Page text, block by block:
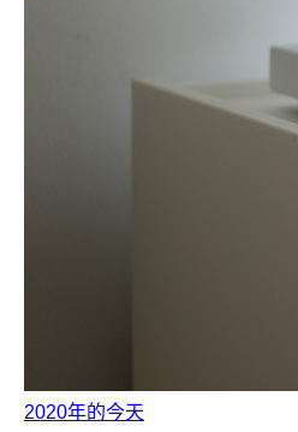
2020年的今天